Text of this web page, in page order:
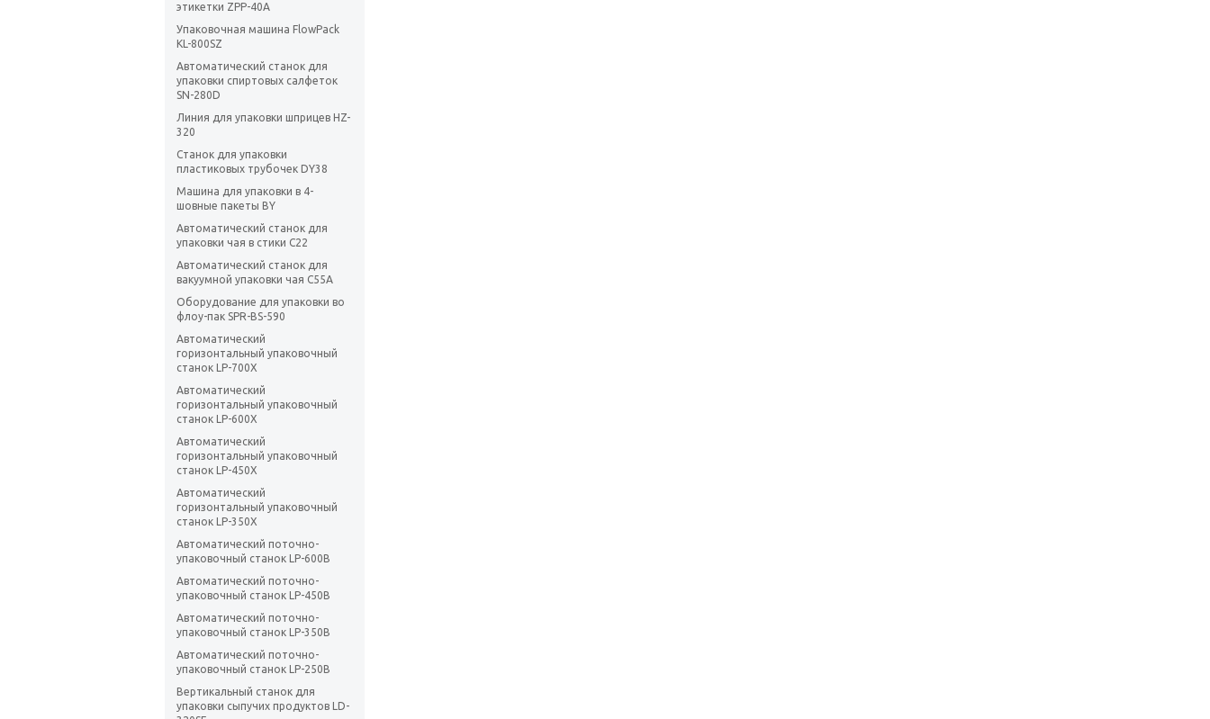
этикетки ZPP-40A
Упаковочная машина FlowPack
KL-800SZ
Автоматический станок для
упаковки спиртовых салфеток
SN-280D
Линия для упаковки шприцев HZ-
320
Станок для упаковки
пластиковых трубочек DY38
Машина для упаковки в 4-
шовные пакеты BY
Автоматический станок для
упаковки чая в стики C22
Автоматический станок для
вакуумной упаковки чая C55A
Оборудование для упаковки во
флоу-пак SPR-BS-590
Автоматический
горизонтальный упаковочный
станок LP-700X
Автоматический
горизонтальный упаковочный
станок LP-600X
Автоматический
горизонтальный упаковочный
станок LP-450X
Автоматический
горизонтальный упаковочный
станок LP-350X
Автоматический поточно-
упаковочный станок LP-600B
Автоматический поточно-
упаковочный станок LP-450B
Автоматический поточно-
упаковочный станок LP-350B
Автоматический поточно-
упаковочный станок LP-250B
Вертикальный станок для
упаковки сыпучих продуктов LD-